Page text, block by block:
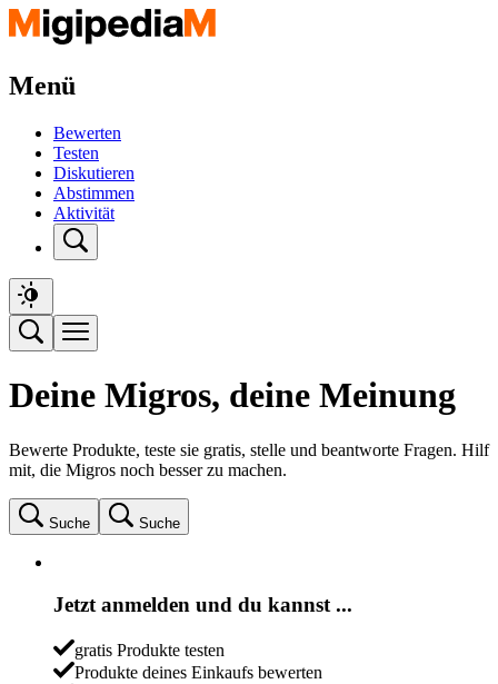
Menü
Bewerten
Testen
Diskutieren
Abstimmen
Aktivität
Deine Migros, deine Meinung
Bewerte Produkte, teste sie gratis, stelle und beantworte Fragen. Hilf
mit, die Migros noch besser zu machen.
Suche Suche
Jetzt anmelden und du kannst ...
gratis Produkte testen
Produkte deines Einkaufs bewerten